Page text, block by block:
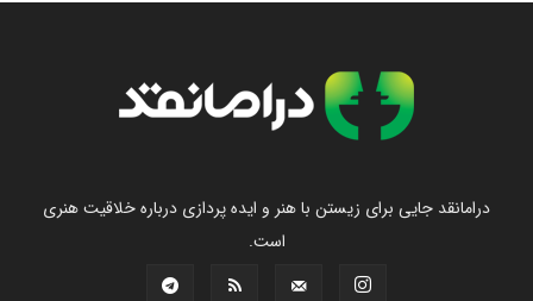
درامانقد جایی برای زیستن با هنر و ایده پردازی درباره خلاقیت هنری
است.